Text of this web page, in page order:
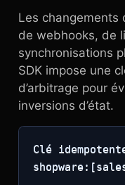
Les changements
de webhooks, de
synchronisations
SDK impose une
d’arbitrage pour
inversions d’état.
Clé